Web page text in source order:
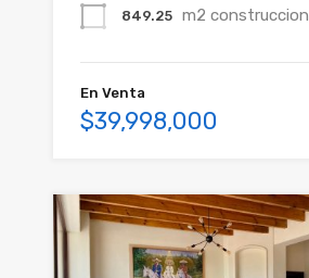
849.25 m2 construccion
En Venta
$39,998,000